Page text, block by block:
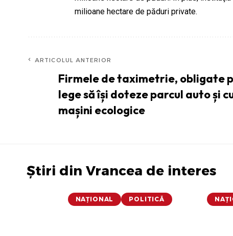
milioane hectare de păduri private.
ARTICOLUL ANTERIOR
Firmele de taximetrie, obligate
lege să își doteze parcul auto și
mașini ecologice
Știri din Vrancea de interes
NAȚIONAL POLITICĂ